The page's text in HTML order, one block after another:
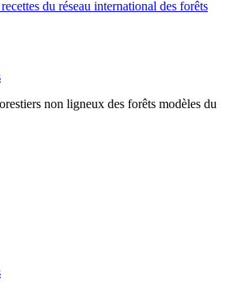
du réseau international des forêts
non ligneux des forêts modèles du